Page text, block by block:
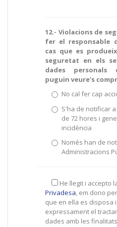
12.- Violacions de
fer el responsable
cas que es
seguretat en els
dades personals
puguin veure's
No cal fer cap
S'ha de notificar
de 72 hores i
incidència
Només han de
Administracions
He llegit i accepto
Privadesa, em dono
que en ella es disposa
expressament el
dades amb les